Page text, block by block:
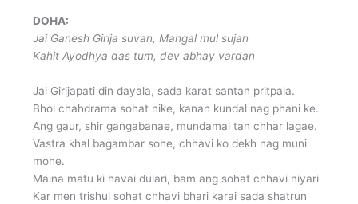
DOHA:
Jai Ganesh Girija suvan, Mangal mul sujan
Kahit Ayodhya das tum, dev abhay vardan
Jai Girijapati din dayala, sada karat santan pritpala.
Bhol chahdrama sohat nike, kanan kundal nag phani ke.
Ang gaur, shir gangabanae, mundamal tan chhar lagae.
Vastra khal bagambar sohe, chhavi ko dekh nag muni
mohe.
Maina matu ki havai dulari, bam ang sohat chhavi niyari
Kar men trishul sohat chhavi bhari karai sada shatrun